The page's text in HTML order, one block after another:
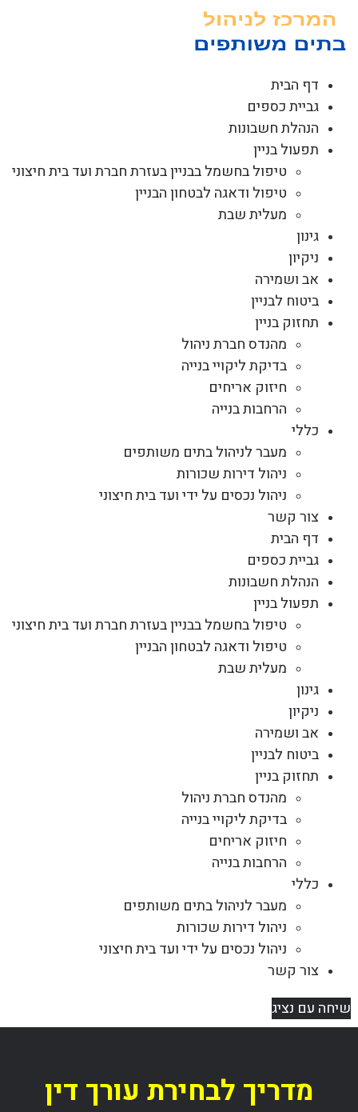
דף הבית
גביית כספים
הנהלת חשבונות
תפעול בניין
טיפול בחשמל בבניין בעזרת חברת ועד בית חיצוני
טיפול ודאגה לבטחון הבניין
מעלית שבת
גינון
ניקיון
אב ושמירה
ביטוח לבניין
תחזוק בניין
מהנדס חברת ניהול
בדיקת ליקויי בנייה
חיזוק אריחים
הרחבות בנייה
כללי
מעבר לניהול בתים משותפים
ניהול דירות שכורות
ניהול נכסים על ידי ועד בית חיצוני
צור קשר
דף הבית
גביית כספים
הנהלת חשבונות
תפעול בניין
טיפול בחשמל בבניין בעזרת חברת ועד בית חיצוני
טיפול ודאגה לבטחון הבניין
מעלית שבת
גינון
ניקיון
אב ושמירה
ביטוח לבניין
תחזוק בניין
מהנדס חברת ניהול
בדיקת ליקויי בנייה
חיזוק אריחים
הרחבות בנייה
כללי
מעבר לניהול בתים משותפים
ניהול דירות שכורות
ניהול נכסים על ידי ועד בית חיצוני
צור קשר
שיחה עם נציג
מדריך לבחירת עורך דין